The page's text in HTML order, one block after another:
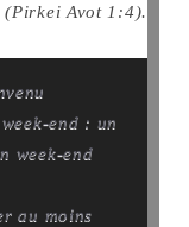
(Pirkei Avot 1:4).
end : un
week-end
au moins